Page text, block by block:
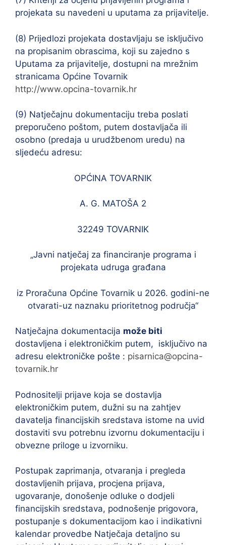
projekata su navedeni u uputama za prijavitelje.
(8) Prijedlozi projekata dostavljaju se isključivo
na propisanim obrascima, koji su zajedno s
Uputama za prijavitelje, dostupni na mrežnim
stranicama Općine Tovarnik
http://www.opcina-tovarnik.hr
(9) Natječajnu dokumentaciju treba poslati
preporučeno poštom, putem dostavljača ili
osobno (predaja u urudžbenom uredu) na
sljedeću adresu:
OPĆINA TOVARNIK
A. G. MATOŠA 2
32249 TOVARNIK
„Javni natječaj za financiranje programa i
projekata udruga građana
iz Proračuna Općine Tovarnik u 2026. godini-ne
otvarati-uz naznaku prioritetnog područja“
Natječajna dokumentacija može biti
dostavljena i elektroničkim putem, isključivo na
adresu elektroničke pošte : pisarnica@opcina-
tovarnik.hr
Podnositelji prijave koja se dostavlja
elektroničkim putem, dužni su na zahtjev
davatelja financijskih sredstava istome na uvid
dostaviti svu potrebnu izvornu dokumentaciju i
obvezne priloge u izvorniku.
Postupak zaprimanja, otvaranja i pregleda
dostavljenih prijava, procjena prijava,
ugovaranje, donošenje odluke o dodjeli
financijskih sredstava, podnošenje prigovora,
postupanje s dokumentacijom kao i indikativni
kalendar provedbe Natječaja detaljno su